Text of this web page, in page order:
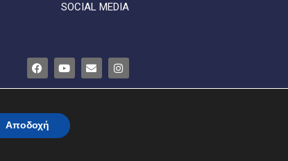
SOCIAL MEDIA
ΕΠΙΚΟΙΝΩΝΙΑ
Αποδοχή